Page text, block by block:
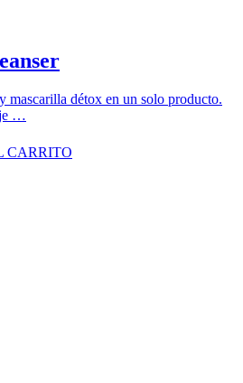
mascarilla détox en un solo producto.
…
CARRITO